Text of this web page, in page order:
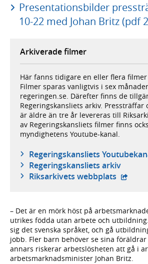
Presentationsbilder
10-22 med Johan Britz (pdf
Arkiverade filmer
Här fanns tidigare en eller flera
Filmer sparas vanligtvis i sex
regeringen.se. Därefter finns de
Regeringskansliets arkiv. Pressträffar
är äldre än tre år levereras till
av Regeringskansliets filmer finns
myndighetens Youtube-kanal.
Regeringskansliets
Regeringskansliets arkiv
Riksarkivets webbplats -
– Det är en mörk höst på
utrikes födda utan arbete och
sig det svenska språket, och gå
jobb. Fler barn behöver se sina
annars riskerar arbetslösheten att gå i
arbetsmarknadsminister Johan Britz.